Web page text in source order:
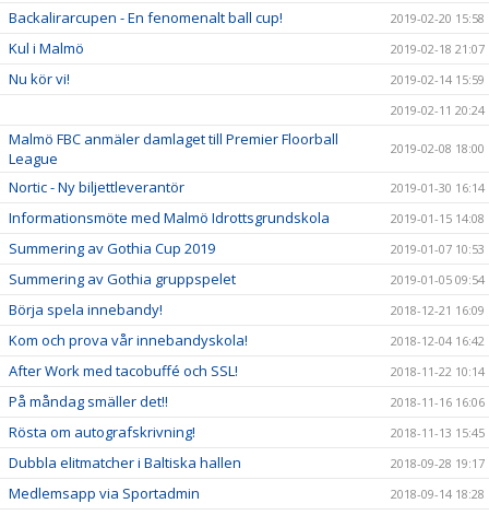
Backalirarcupen - En fenomenalt ball cup! 2019-02-20 15:58
Kul i Malmö 2019-02-18 21:07
Nu kör vi!
2019-02-14 15:59
2019-02-11 20:24
Malmö FBC anmäler damlaget till Premier Floorball
League
2019-02-08 18:00
Nortic - Ny biljettleverantör 2019-01-30 16:14
Informationsmöte med Malmö Idrottsgrundskola 2019-01-15 14:08
Summering av Gothia Cup 2019 2019-01-07 10:53
Summering av Gothia gruppspelet 2019-01-05 09:54
Börja spela innebandy! 2018-12-21 16:09
Kom och prova vår innebandyskola! 2018-12-04 16:42
After Work med tacobuffé och SSL! 2018-11-22 10:14
På måndag smäller det!! 2018-11-16 16:06
Rösta om autografskrivning! 2018-11-13 15:45
Dubbla elitmatcher i Baltiska hallen 2018-09-28 19:17
Medlemsapp via Sportadmin 2018-09-14 18:28